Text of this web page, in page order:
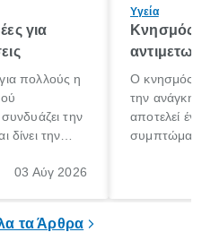
για
πολλούς η
την
δίνει την
μέρες
03 Αύγ 2026
Υγεία
Κνησμός:
Ο κνησμός
την ανάγκη
αποτελεί
τα Άρθρα